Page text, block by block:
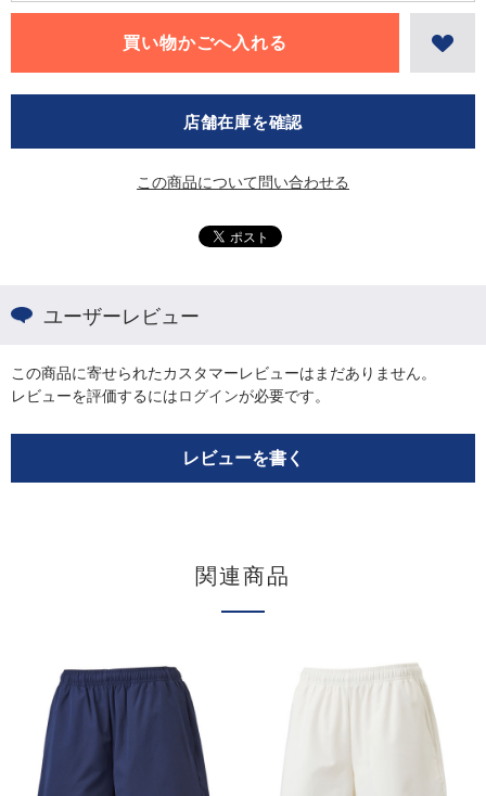
店舗在庫を確認
この商品について問い合わせる
ユーザーレビュー
この商品に寄せられたカスタマーレビューはまだありません。
レビューを評価するにはログインが必要です。
レビューを書く
関連商品